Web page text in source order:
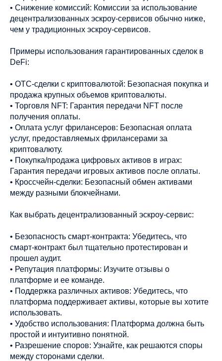
• Снижение комиссий: Комиссии за использование
децентрализованных эскроу-сервисов обычно ниже,
чем у традиционных эскроу-сервисов.
Примеры использования гарантированных сделок в
DeFi:
• OTC-сделки с криптовалютой: Безопасная покупка и
продажа крупных объемов криптовалюты.
• Торговля NFT: Гарантия передачи NFT после
получения оплаты.
• Оплата услуг фрилансеров: Безопасная оплата
услуг, предоставляемых фрилансерами за
криптовалюту.
• Покупка/продажа цифровых активов в играх:
Гарантия передачи игровых активов после оплаты.
• Кроссчейн-сделки: Безопасный обмен активами
между разными блокчейнами.
Как выбрать децентрализованный эскроу-сервис:
• Безопасность смарт-контракта: Убедитесь, что
смарт-контракт был тщательно протестирован и
прошел аудит.
• Репутация платформы: Изучите отзывы о
платформе и ее команде.
• Поддержка различных активов: Убедитесь, что
платформа поддерживает активы, которые вы хотите
использовать.
• Удобство использования: Платформа должна быть
простой и интуитивно понятной.
• Разрешение споров: Узнайте, как решаются споры
между сторонами сделки.